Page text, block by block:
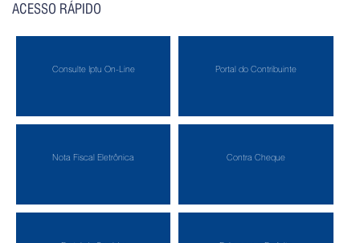
ACESSO RÁPIDO
Consulte Iptu On-Line Portal do Contribuinte
Nota Fiscal Eletrônica Contra Cheque